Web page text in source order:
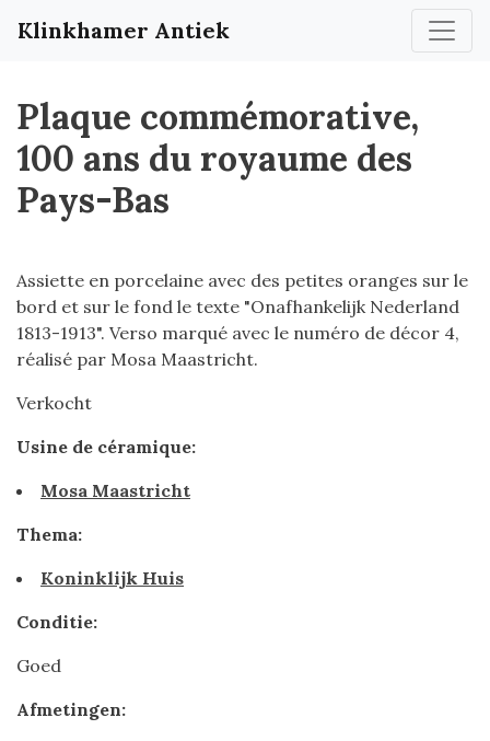
Klinkhamer Antiek
Plaque commémorative,
100 ans du royaume des
Pays-Bas
Assiette en porcelaine avec des petites oranges sur le
bord et sur le fond le texte "Onafhankelijk Nederland
1813-1913". Verso marqué avec le numéro de décor 4,
réalisé par Mosa Maastricht.
Verkocht
Usine de céramique:
Mosa Maastricht
Thema:
Koninklijk Huis
Conditie:
Goed
Afmetingen: